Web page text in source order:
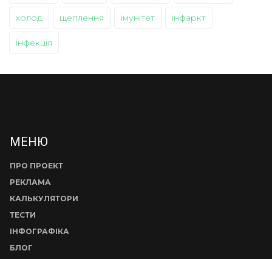
холод щеплення імунітет інфаркт
інфекція
МЕНЮ
ПРО ПРОЕКТ
РЕКЛАМА
КАЛЬКУЛЯТОРИ
ТЕСТИ
ІНФОГРАФІКА
БЛОГ